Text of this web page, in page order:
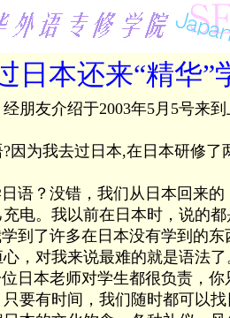
日本还来“精华”
友介绍于2003年5月5号来到
为我去过日本,在日本研修了
？没错，我们从日本回来的
电。我以前在日本时，说的
到了许多在日本没有学到的东
对我来说最难的就是语法了
日本老师对学生都很负责，
要有时间，我们随时都可以